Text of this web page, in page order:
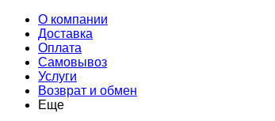
О компании
Доставка
Оплата
Самовывоз
Услуги
Возврат и обмен
Еще